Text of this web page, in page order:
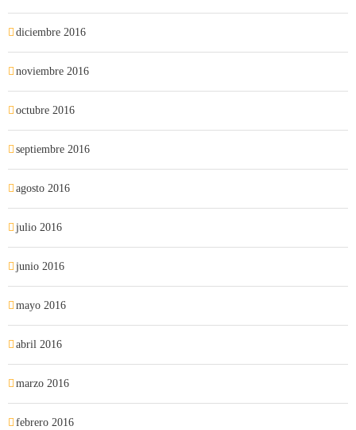
diciembre 2016
noviembre 2016
octubre 2016
septiembre 2016
agosto 2016
julio 2016
junio 2016
mayo 2016
abril 2016
marzo 2016
febrero 2016